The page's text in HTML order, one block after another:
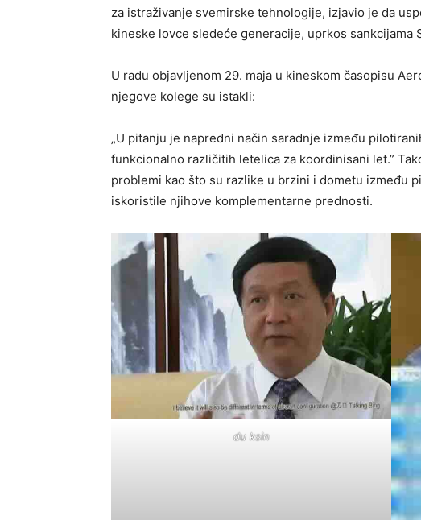
za istraživanje svemirske tehnologije, izjavio je da
kineske lovce sledeće generacije, uprkos sankcijama
U radu objavljenom 29. maja u kineskom časopisu
njegove kolege su istakli:
„U pitanju je napredni način saradnje između
funkcionalno različitih letelica za koordinisani let.”
problemi kao što su razlike u brzini i dometu između
iskoristile njihove komplementarne prednosti.
du ksin